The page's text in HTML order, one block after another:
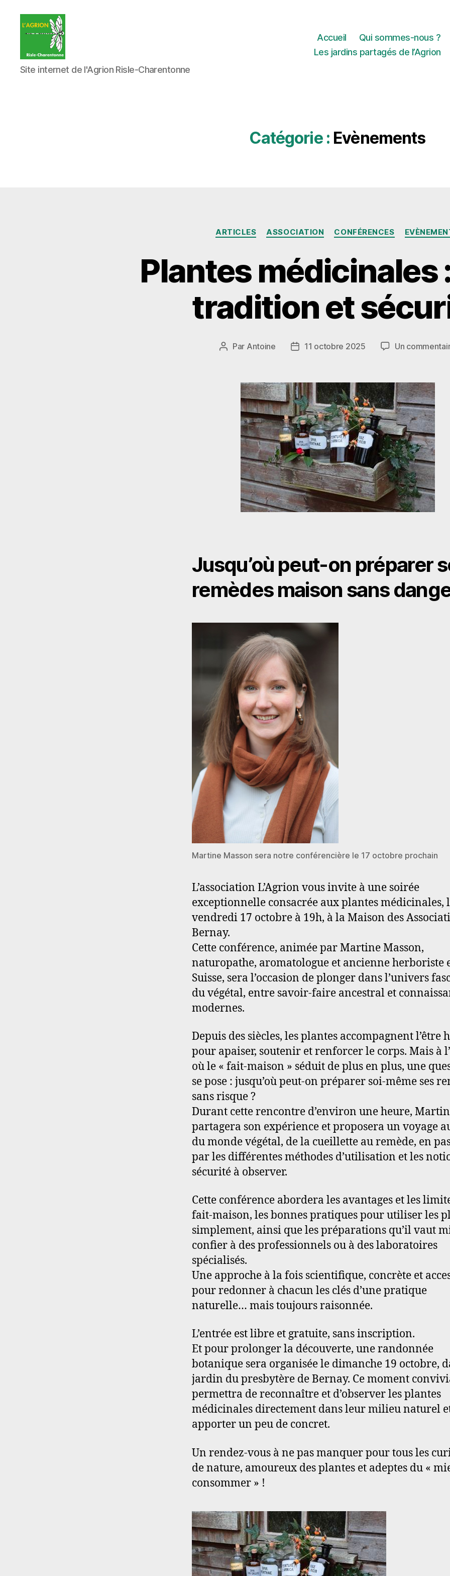
L'Agrion
Risle
Site internet de l'Agrion Risle-Charentonne
Accueil Qui sommes-nous ?
Les jardins partagés de l’Agrion
Catégorie : Evènements
Catégories
ARTICLES ASSOCIATION CONFÉRENCES
Plantes médicinales
tradition et
Auteur
Par Antoine
Date11 octobre 2025 Un
Jusqu’où peut-on préparer
remèdes maison sans
Martine Masson sera notre conférencière le 17 octobre prochain
L’association L’Agrion vous invite à une soirée
exceptionnelle consacrée aux plantes médicinales,
vendredi 17 octobre à 19h, à la Maison des
Bernay.
Cette conférence, animée par Martine Masson,
naturopathe, aromatologue et ancienne herboriste
Suisse, sera l’occasion de plonger dans l’univers
du végétal, entre savoir-faire ancestral et
modernes.
Depuis des siècles, les plantes accompagnent l’être
pour apaiser, soutenir et renforcer le corps. Mais à
où le « fait-maison » séduit de plus en plus, une
se pose : jusqu’où peut-on préparer soi-même ses
sans risque ?
Durant cette rencontre d’environ une heure,
partagera son expérience et proposera un voyage
du monde végétal, de la cueillette au remède, en
par les différentes méthodes d’utilisation et les
sécurité à observer.
Cette conférence abordera les avantages et les
fait-maison, les bonnes pratiques pour utiliser les
simplement, ainsi que les préparations qu’il vaut
confier à des professionnels ou à des laboratoires
spécialisés.
Une approche à la fois scientifique, concrète et
pour redonner à chacun les clés d’une pratique
naturelle… mais toujours raisonnée.
L’entrée est libre et gratuite, sans inscription.
Et pour prolonger la découverte, une randonnée
botanique sera organisée le dimanche 19 octobre,
jardin du presbytère de Bernay. Ce moment
permettra de reconnaître et d’observer les plantes
médicinales directement dans leur milieu naturel
apporter un peu de concret.
Un rendez-vous à ne pas manquer pour tous les
de nature, amoureux des plantes et adeptes du «
consommer » !